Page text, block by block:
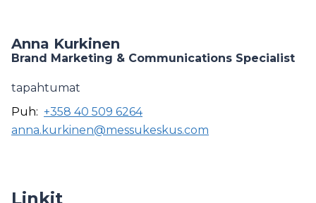
Anna Kurkinen
Brand Marketing & Communications Specialist
tapahtumat
Puh: +358 40 509 6264
anna.kurkinen@messukeskus.com
Linkit